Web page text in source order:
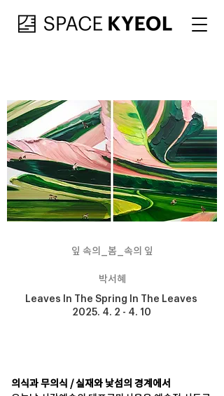
잎 속의_봄_속의 잎
박서혜
Leaves In The Spring In The Leaves
2025. 4. 2 - 4. 10
의식과 무의식 / 실재와 낯섬의 경계에서